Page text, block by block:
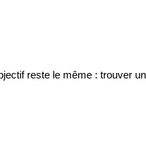
reste le même : trouver